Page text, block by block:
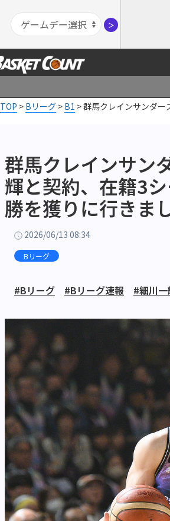
＞
TOP > Bリーグ > B1 >群馬クレインサンダー
群馬クレインサン
輝と契約、在籍3
勝を獲りに行きま
2026/06/13 08:34
Bリーグ
#Bリーグ #Bリーグ速報 #細川